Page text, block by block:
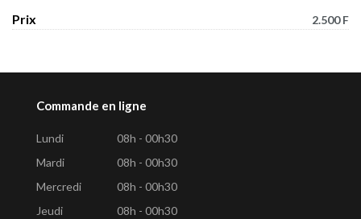
Prix 2.500 F
Commande en ligne
Lundi
08h - 00h30
Mardi
08h - 00h30
Mercredi
08h - 00h30
Jeudi
08h - 00h30